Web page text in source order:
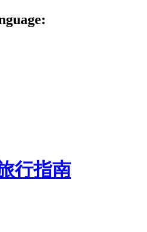
行指南